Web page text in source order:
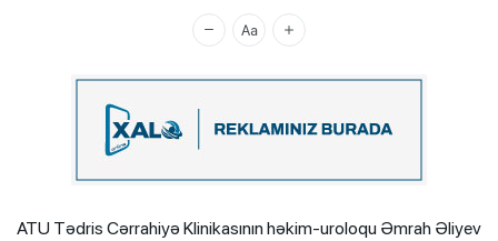
Xalq.Online
ATU Tədris Cərrahiyə Klinikasının həkim-uroloqu Əmrah Əliyev